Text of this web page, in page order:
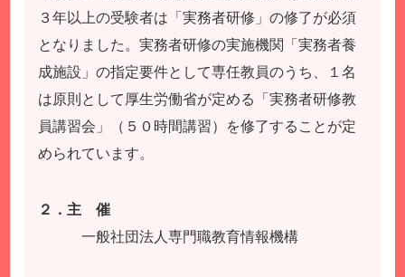
３年以上の受験者は「実務者研修」の修了が必須
となりました。実務者研修の実施機関「実務者養
成施設」の指定要件として専任教員のうち、１名
は原則として厚生労働省が定める「実務者研修教
員講習会」（５０時間講習）を修了することが定
められています。
２．主 催
一般社団法人専門職教育情報機構